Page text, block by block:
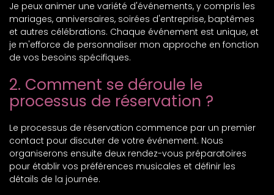
Je peux animer une variété d'événements, y compris les
mariages, anniversaires, soirées d'entreprise, baptêmes
et autres célébrations. Chaque événement est unique, et
je m'efforce de personnaliser mon approche en fonction
de vos besoins spécifiques.
2. Comment se déroule le
processus de réservation ?
Le processus de réservation commence par un premier
contact pour discuter de votre événement. Nous
organiserons ensuite deux rendez-vous préparatoires
pour établir vos préférences musicales et définir les
détails de la journée.